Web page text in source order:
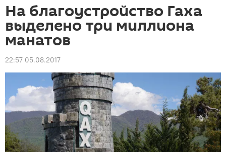
На благоустройство Гаха
выделено три миллиона
манатов
22:57 05.08.2017